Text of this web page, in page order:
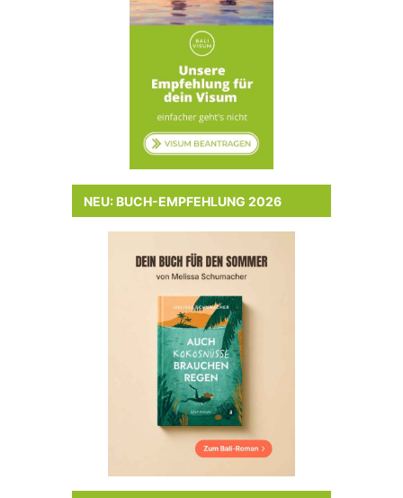
NEU: BUCH-EMPFEHLUNG 2026